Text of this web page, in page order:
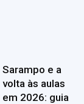
Sarampo e a
volta às aulas
em 2026: guia